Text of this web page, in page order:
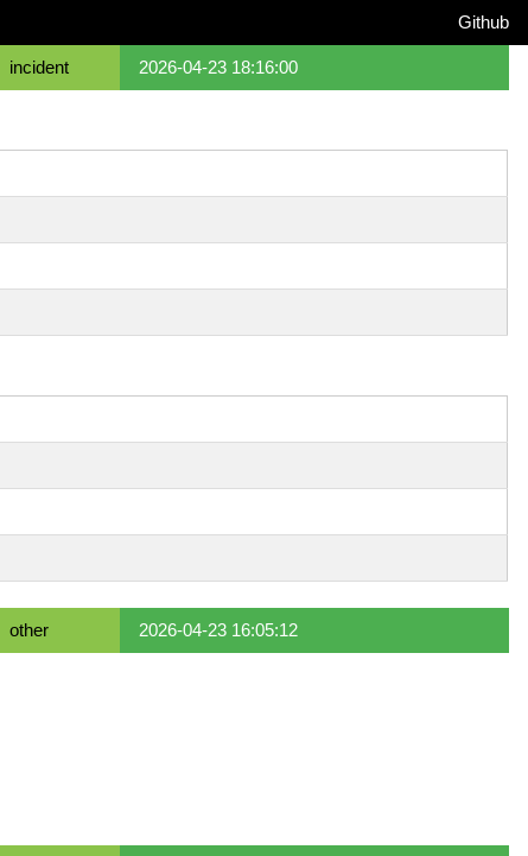
Github
incident 2026-04-23 18:16:00
other 2026-04-23 16:05:12